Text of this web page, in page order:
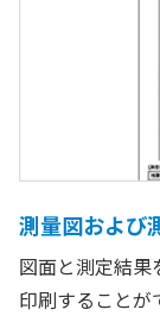
測量図および
図面と測定結果
印刷すること